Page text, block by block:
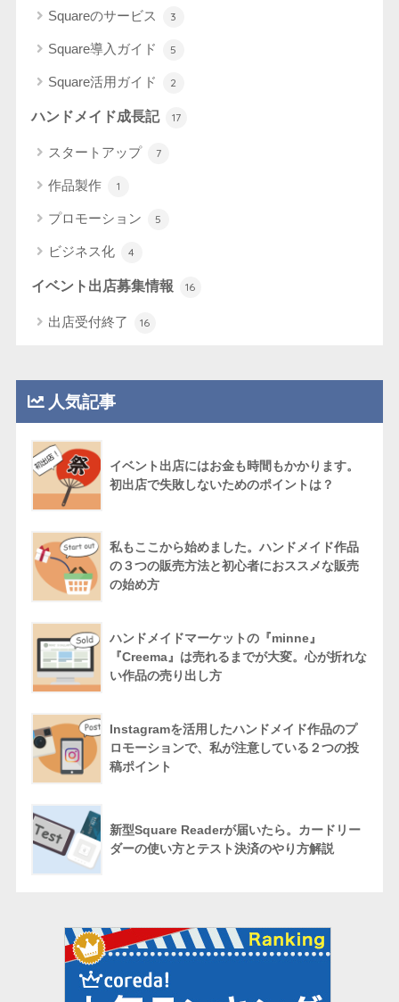
Squareのサービス 3
Square導入ガイド 5
Square活用ガイド 2
ハンドメイド成長記 17
スタートアップ 7
作品製作 1
プロモーション 5
ビジネス化 4
イベント出店募集情報 16
出店受付終了 16
人気記事
イベント出店にはお金も時間もかかります。
初出店で失敗しないためのポイントは？
私もここから始めました。ハンドメイド作品
の３つの販売方法と初心者におススメな販売
の始め方
ハンドメイドマーケットの『minne』
『Creema』は売れるまでが大変。心が折れな
い作品の売り出し方
Instagramを活用したハンドメイド作品のプ
ロモーションで、私が注意している２つの投
稿ポイント
新型Square Readerが届いたら。カードリー
ダーの使い方とテスト決済のやり方解説